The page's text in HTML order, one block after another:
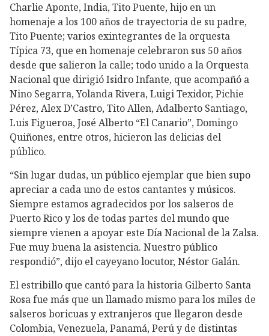
Charlie Aponte, India, Tito Puente, hijo en un
homenaje a los 100 años de trayectoria de su padre,
Tito Puente; varios exintegrantes de la orquesta
Típica 73, que en homenaje celebraron sus 50 años
desde que salieron la calle; todo unido a la Orquesta
Nacional que dirigió Isidro Infante, que acompañó a
Nino Segarra, Yolanda Rivera, Luigi Texidor, Pichie
Pérez, Alex D’Castro, Tito Allen, Adalberto Santiago,
Luis Figueroa, José Alberto “El Canario”, Domingo
Quiñones, entre otros, hicieron las delicias del
público.
“Sin lugar dudas, un público ejemplar que bien supo
apreciar a cada uno de estos cantantes y músicos.
Siempre estamos agradecidos por los salseros de
Puerto Rico y los de todas partes del mundo que
siempre vienen a apoyar este Día Nacional de la Zalsa.
Fue muy buena la asistencia. Nuestro público
respondió”, dijo el cayeyano locutor, Néstor Galán.
El estribillo que cantó para la historia Gilberto Santa
Rosa fue más que un llamado mismo para los miles de
salseros boricuas y extranjeros que llegaron desde
Colombia, Venezuela, Panamá, Perú y de distintas